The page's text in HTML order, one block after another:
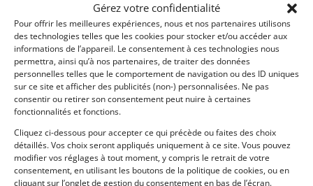
Gérez votre confidentialité
Pour offrir les meilleures expériences, nous et nos partenaires utilisons
des technologies telles que les cookies pour stocker et/ou accéder aux
informations de l’appareil. Le consentement à ces technologies nous
permettra, ainsi qu’à nos partenaires, de traiter des données
personnelles telles que le comportement de navigation ou des ID uniques
sur ce site et afficher des publicités (non-) personnalisées. Ne pas
consentir ou retirer son consentement peut nuire à certaines
fonctionnalités et fonctions.
Cliquez ci-dessous pour accepter ce qui précède ou faites des choix
détaillés. Vos choix seront appliqués uniquement à ce site. Vous pouvez
modifier vos réglages à tout moment, y compris le retrait de votre
consentement, en utilisant les boutons de la politique de cookies, ou en
cliquant sur l’onglet de gestion du consentement en bas de l’écran.
Partager cette annonce
Passeports techniques
Passeport ASN Numéro
Extrait
Passeport Technique
(3 volets)